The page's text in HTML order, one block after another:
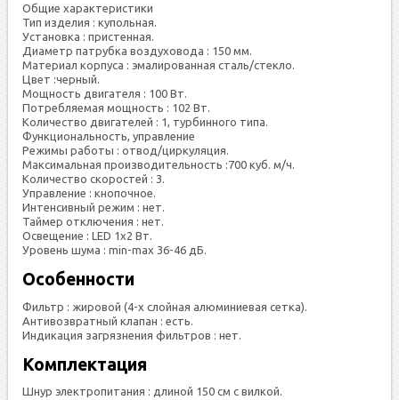
Общие характеристики
Тип изделия : купольная.
Установка : пристенная.
Диаметр патрубка воздуховода : 150 мм.
Материал корпуса : эмалированная сталь/стекло.
Цвет :черный.
Мощность двигателя : 100 Вт.
Потребляемая мощность : 102 Вт.
Количество двигателей : 1, турбинного типа.
Функциональность, управление
Режимы работы : отвод/циркуляция.
Максимальная производительность :700 куб. м/ч.
Количество скоростей : 3.
Управление : кнопочное.
Интенсивный режим : нет.
Таймер отключения : нет.
Освещение : LED 1х2 Вт.
Уровень шума : min-max 36-46 дБ.
Особенности
Фильтр : жировой (4-х слойная алюминиевая сетка).
Антивозвратный клапан : есть.
Индикация загрязнения фильтров : нет.
Комплектация
Шнур электропитания : длиной 150 см с вилкой.